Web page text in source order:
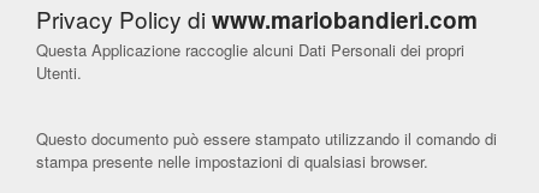
Privacy Policy di www.mariobandieri.com
Questa Applicazione raccoglie alcuni Dati Personali dei propri
Utenti.
Questo documento può essere stampato utilizzando il comando di
stampa presente nelle impostazioni di qualsiasi browser.